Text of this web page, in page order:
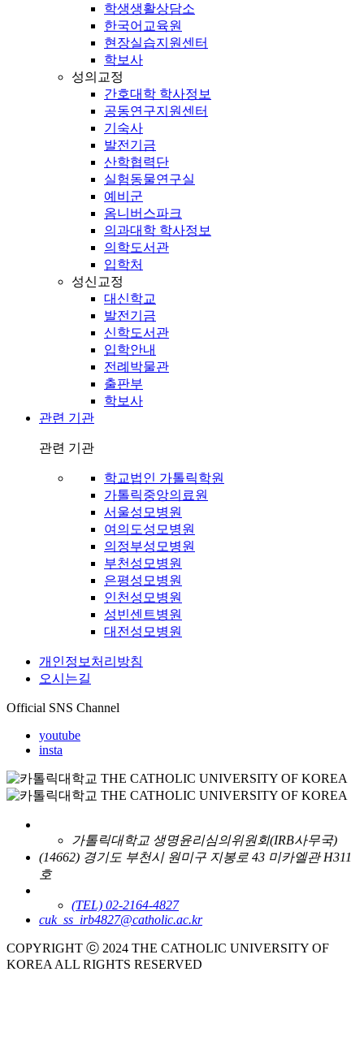
학생생활상담소
한국어교육원
현장실습지원센터
학보사
성의교정
간호대학 학사정보
공동연구지원센터
기숙사
발전기금
산학협력단
실험동물연구실
예비군
옴니버스파크
의과대학 학사정보
의학도서관
입학처
성신교정
대신학교
발전기금
신학도서관
입학안내
전례박물관
출판부
학보사
관련 기관
관련 기관
학교법인 가톨릭학원
가톨릭중앙의료원
서울성모병원
여의도성모병원
의정부성모병원
부천성모병원
은평성모병원
인천성모병원
성빈센트병원
대전성모병원
개인정보처리방침
오시는길
Official SNS Channel
youtube
insta
가톨릭대학교 생명윤리심의위원회(IRB사무국)
(14662) 경기도 부천시 원미구 지봉로 43 미카엘관 H311
호
(TEL) 02-2164-4827
cuk_ss_irb4827@catholic.ac.kr
COPYRIGHT ⓒ 2024 THE CATHOLIC UNIVERSITY OF
KOREA ALL RIGHTS RESERVED